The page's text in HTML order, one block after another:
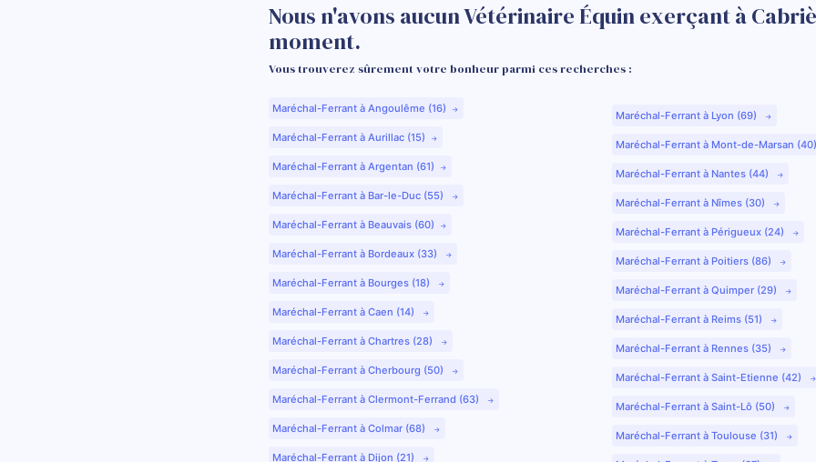
Nous n'avons aucun Vétérinaire Équin exerçant à
moment.
Vous trouverez sûrement votre bonheur parmi ces recherches :
Maréchal-Ferrant à Angoulême (16)
Maréchal-Ferrant à Aurillac (15)
Maréchal-Ferrant à Argentan (61)
Maréchal-Ferrant à Bar-le-Duc (55)
Maréchal-Ferrant à Beauvais (60)
Maréchal-Ferrant à Bordeaux (33)
Maréchal-Ferrant à Bourges (18)
Maréchal-Ferrant à Caen (14)
Maréchal-Ferrant à Chartres (28)
Maréchal-Ferrant à Cherbourg (50)
Maréchal-Ferrant à Clermont-Ferrand (63)
Maréchal-Ferrant à Colmar (68)
Maréchal-Ferrant à Dijon (21)
Maréchal-Ferrant à Lyon (69)
Maréchal-Ferrant à Mont-de-Marsan
Maréchal-Ferrant à Nantes (44)
Maréchal-Ferrant à Nîmes (30)
Maréchal-Ferrant à Périgueux (24)
Maréchal-Ferrant à Poitiers (86)
Maréchal-Ferrant à Quimper (29)
Maréchal-Ferrant à Reims (51)
Maréchal-Ferrant à Rennes (35)
Maréchal-Ferrant à Saint-Etienne (42)
Maréchal-Ferrant à Saint-Lô (50)
Maréchal-Ferrant à Toulouse (31)